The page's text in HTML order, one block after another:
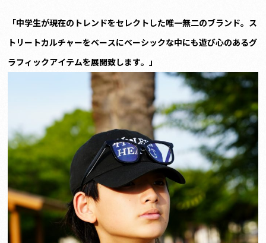
「中学生が現在のトレンドをセレクトした唯一無二のブランド。ス
トリートカルチャーをベースにベーシックな中にも遊び心のあるグ
ラフィックアイテムを展開致します。 」